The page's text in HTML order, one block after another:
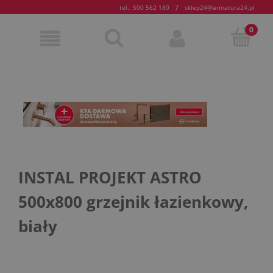
tel.: 500 562 180 / sklep24@armatura24.pl
INSTAL PROJEKT ASTRO
500x800 grzejnik łazienkowy,
biały